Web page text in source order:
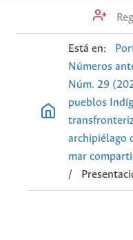
Está en:
Números
Núm. 29
pueblos
archipiélago
mar
/